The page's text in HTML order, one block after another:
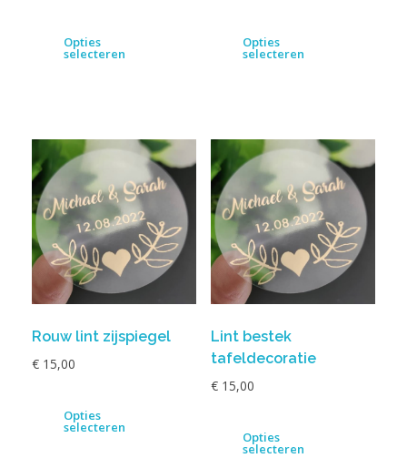
Opties
selecteren
Opties
selecteren
Rouw lint zijspiegel
€ 15,00
Opties
selecteren
Lint bestek
tafeldecoratie
€15,00
Opties
selecteren